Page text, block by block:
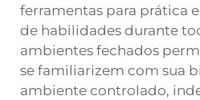
ferramentas para prática
de habilidades durante
ambientes fechados
se familiarizem com sua
ambiente controlado,